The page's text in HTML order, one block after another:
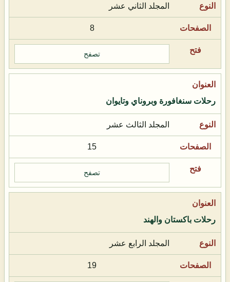
المجلد الثاني عشر
8
تصفح
رحلات سنغافورة وبروناي وتايوان
المجلد الثالث عشر
15
تصفح
رحلات باكستان والهند
المجلد الرابع عشر
19